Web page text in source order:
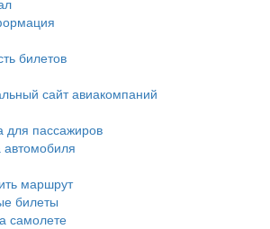
билетов
сайт авиакомпаний
для пассажиров
автомобиля
маршрут
билеты
самолете